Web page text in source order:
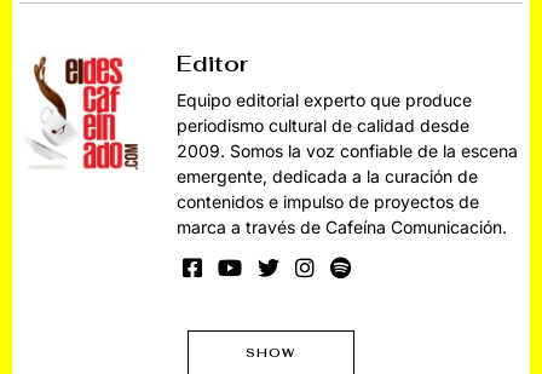
Editor
Equipo editorial experto que produce
periodismo cultural de calidad desde
2009. Somos la voz confiable de la escena
emergente, dedicada a la curación de
contenidos e impulso de proyectos de
marca a través de Cafeína Comunicación.
SHOW